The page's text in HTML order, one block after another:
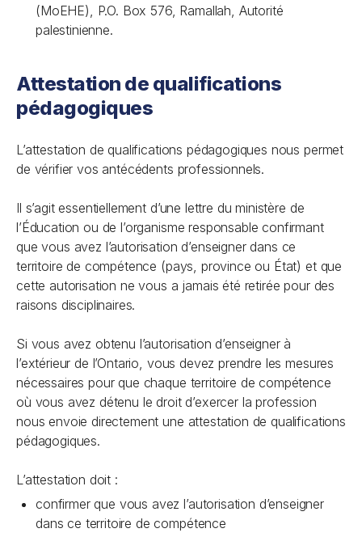
(MoEHE), P.O. Box 576, Ramallah, Autorité
palestinienne.
Attestation de qualifications
pédagogiques
L’attestation de qualifications pédagogiques nous permet
de vérifier vos antécédents professionnels.
Il s’agit essentiellement d’une lettre du ministère de
l’Éducation ou de l’organisme responsable confirmant
que vous avez l’autorisation d’enseigner dans ce
territoire de compétence (pays, province ou État) et que
cette autorisation ne vous a jamais été retirée pour des
raisons disciplinaires.
Si vous avez obtenu l’autorisation d’enseigner à
l’extérieur de l’Ontario, vous devez prendre les mesures
nécessaires pour que chaque territoire de compétence
où vous avez détenu le droit d’exercer la profession
nous envoie directement une attestation de qualifications
pédagogiques.
L’attestation doit :
confirmer que vous avez l’autorisation d’enseigner
dans ce territoire de compétence